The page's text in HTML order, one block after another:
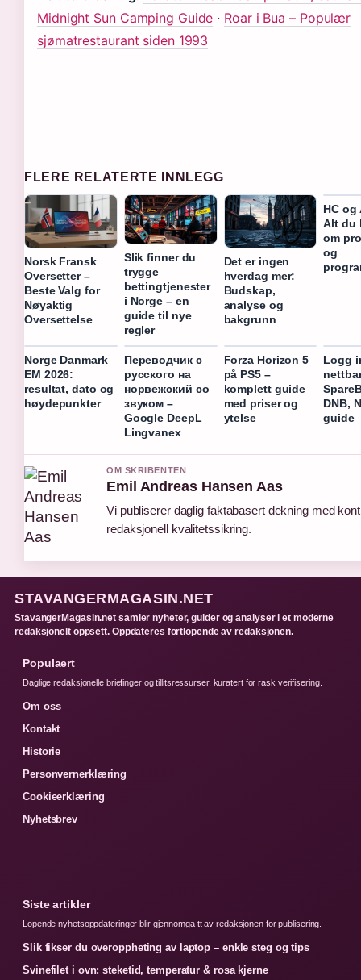
Midnight Sun Camping Guide · Roar i Bua – Populær
sjømatrestaurant siden 1993
FLERE RELATERTE INNLEGG
Norsk Fransk
Oversetter –
Beste Valg for
Nøyaktig
Oversettelse
Slik finner du
trygge
bettingtjenester
i Norge – en
guide til nye
regler
Det er ingen
hverdag mer:
Budskap,
analyse og
bakgrunn
HC og
Alt du
om
og
Norge Danmark
EM 2026:
resultat, dato og
høydepunkter
Переводчик с
русского на
норвежский со
звуком –
Google DeepL
Lingvanex
Forza Horizon 5
på PS5 –
komplett guide
med priser og
ytelse
Logg
DNB,
guide
OM SKRIBENTEN
Emil Andreas Hansen Aas
Vi publiserer daglig faktabasert dekning med
redaksjonell kvalitetssikring.
STAVANGERMAGASIN.NET
StavangerMagasin.net samler nyheter, guider og analyser i et moderne
redaksjonelt oppsett. Oppdateres fortlopende av redaksjonen.
Populaert
Daglige redaksjonelle briefinger og tillitsressurser, kuratert for rask verifisering.
Om oss
Kontakt
Historie
Personvernerklæring
Cookieerklæring
Nyhetsbrev
Siste artikler
Lopende nyhetsoppdateringer blir gjennomga tt av redaksjonen for publisering.
Slik fikser du overoppheting av laptop – enkle steg og tips
Svinefilet i ovn: steketid, temperatur & rosa kjerne